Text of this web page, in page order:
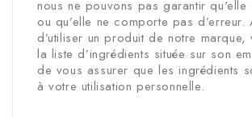
nous ne pouvons pas garantir
ou qu’elle ne comporte pas d’erreur.
d’utiliser un produit de notre marque,
la liste d’ingrédients située sur son
de vous assurer que les ingrédients
à votre utilisation personnelle.